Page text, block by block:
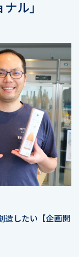
ル」
造したい【企画開